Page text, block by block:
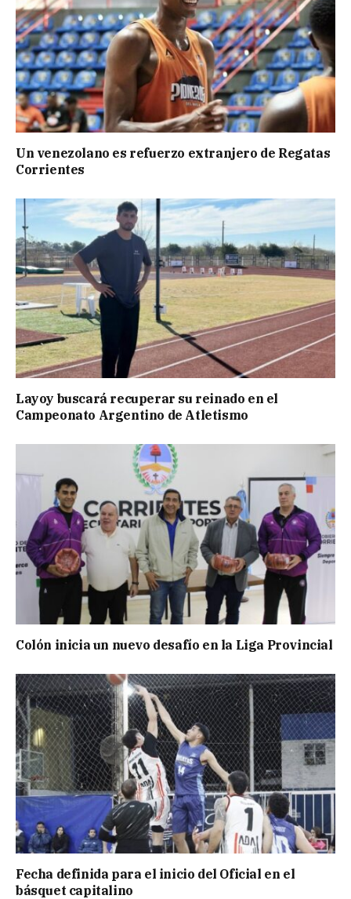
Un venezolano es refuerzo extranjero de Regatas
Corrientes
Layoy buscará recuperar su reinado en el
Campeonato Argentino de Atletismo
Colón inicia un nuevo desafío en la Liga Provincial
Fecha definida para el inicio del Oficial en el
básquet capitalino